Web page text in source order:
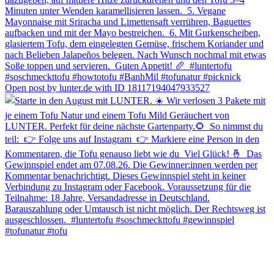
Open post by lunter.de with ID 18117194047933527